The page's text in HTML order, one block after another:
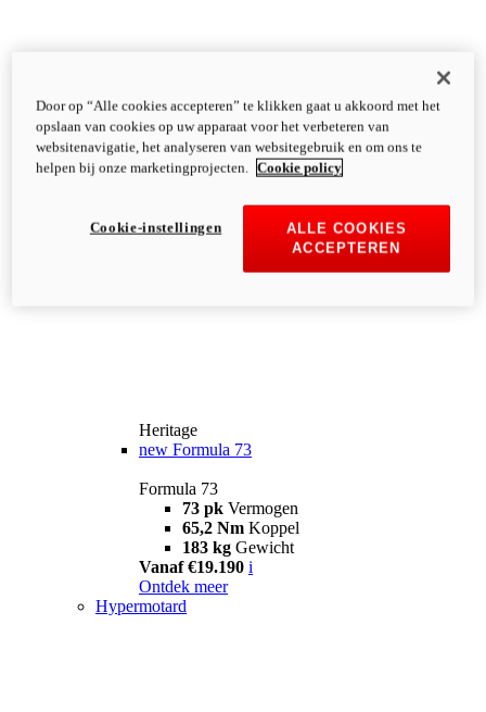
Heritage
new Formula 73
Formula 73
73 pk Vermogen
65,2 Nm Koppel
183 kg Gewicht
Vanaf €19.190 i
Ontdek meer
Hypermotard
Door op “Alle cookies accepteren” te klikken gaat u akkoord met het
opslaan van cookies op uw apparaat voor het verbeteren van
websitenavigatie, het analyseren van websitegebruik en om ons te
helpen bij onze marketingprojecten.
Cookie policy
ALLE COOKIES
ACCEPTEREN
Cookie-instellingen